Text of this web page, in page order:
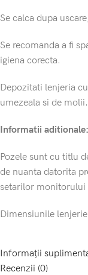
Se calca dupa
Se recomanda a fi
igiena corecta.
Depozitati lenjeria
umezeala si de molii.
Informatii aditionale:
Pozele sunt cu titlu
de nuanta datorita
setarilor monitorului
Dimensiunile
Informații
Recenzii (0)